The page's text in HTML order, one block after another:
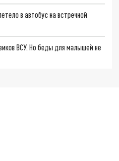
в автобус на встречной
ВСУ. Но беды для малышей не